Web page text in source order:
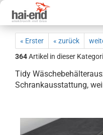
« Erster « zurück
364Artikel in dieser
Tidy
Schrankausstattung,